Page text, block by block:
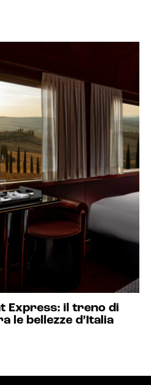
Express: il treno di
le bellezze d’Italia